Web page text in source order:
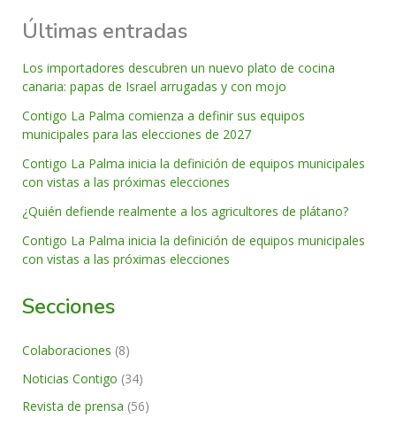
Últimas entradas
Los importadores descubren un nuevo plato de cocina
canaria: papas de Israel arrugadas y con mojo
Contigo La Palma comienza a definir sus equipos
municipales para las elecciones de 2027
Contigo La Palma inicia la definición de equipos municipales
con vistas a las próximas elecciones
¿Quién defiende realmente a los agricultores de plátano?
Contigo La Palma inicia la definición de equipos municipales
con vistas a las próximas elecciones
Secciones
Colaboraciones (8)
Noticias Contigo (34)
Revista de prensa (56)